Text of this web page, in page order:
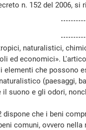
n. 152 del 2006, si
naturalistici,
ed economici».
elementi che possono
(paesaggi,
suono e gli odori,
che i beni
comuni, ovvero